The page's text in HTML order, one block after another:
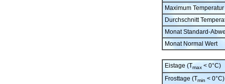
Maximum Temperatur
Durchschnitt
Monat Standard-
Monat Normal Wert
Eistage (Tmax< 0°C)
Frosttage (Tmin < 0°C)